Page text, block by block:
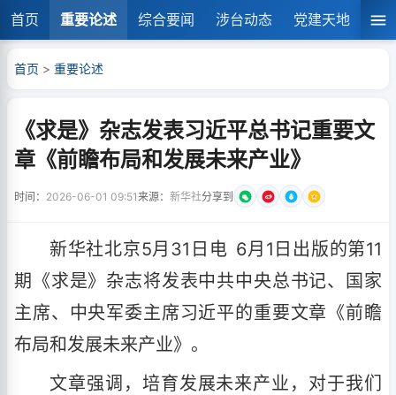
首页 重要论述 综合要闻 涉台动态 党建天地 湘
首页 > 重要论述
《求是》杂志发表习近平总书记重要文
章《前瞻布局和发展未来产业》
时间： 2026-06-01 09:51来源： 新华社分享到
新华社北京5月31日电 6月1日出版的第11
期《求是》杂志将发表中共中央总书记、国家
主席、中央军委主席习近平的重要文章 《前瞻
布局和发展未来产业》 。
文章强调，培育发展未来产业，对于我们